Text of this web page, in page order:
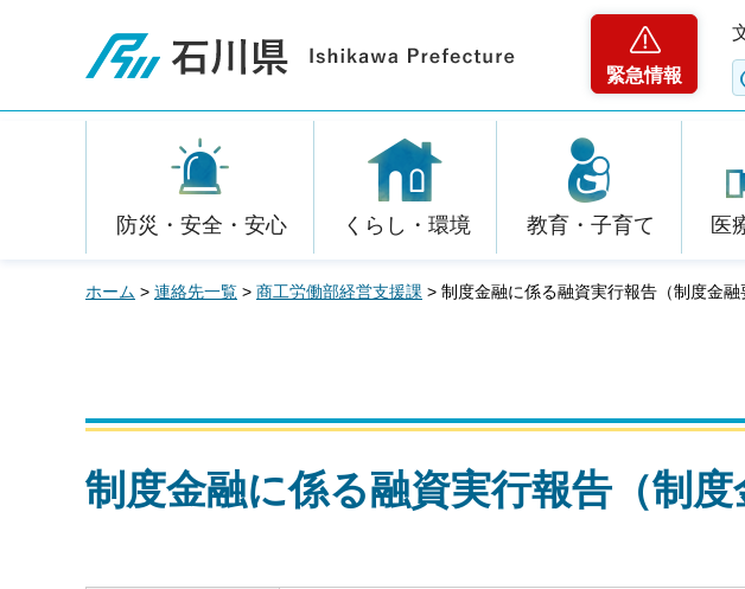
石川県
緊急情報
防災・安全・安心 くらし・環境 教育・子育て 医
ホーム > 連絡先一覧 > 商工労働部経営支援課 > 制度金融に係る融資実行報告（制度金融
制度金融に係る融資実行報告（制度